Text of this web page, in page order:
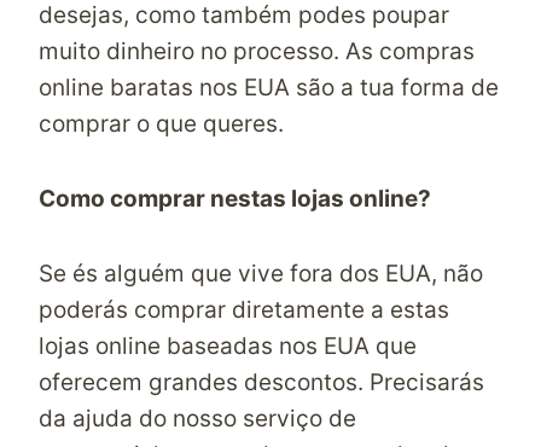
desejas, como também podes poupar
muito dinheiro no processo. As compras
online baratas nos EUA são a tua forma de
comprar o que queres.
Como comprar nestas lojas online?
Se és alguém que vive fora dos EUA, não
poderás comprar diretamente a estas
lojas online baseadas nos EUA que
oferecem grandes descontos. Precisarás
da ajuda do nosso serviço de